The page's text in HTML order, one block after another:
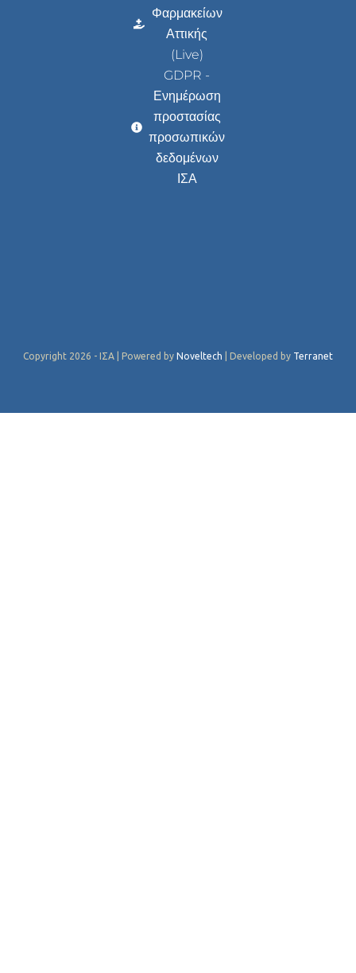
Φαρμακείων
Αττικής
(Live)
GDPR -
Ενημέρωση
προστασίας
προσωπικών
δεδομένων
ΙΣΑ
Copyright 2026 - ΙΣΑ | Powered by Noveltech | Developed by Terranet